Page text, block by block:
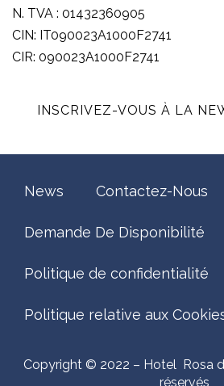
N. TVA : 01432360905
CIN: IT090023A1000F2741
CIR: 090023A1000F2741
INSCRIVEZ-VOUS À LA
Copyright © 2022 – Hotel Rosa
réservés
News Contactez-Nous
Demande De Disponibilité
Politique de confidentialité
Politique relative aux